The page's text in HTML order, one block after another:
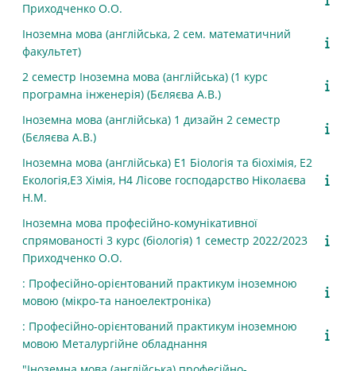
Приходченко О.О.
Іноземна мова (англійська, 2 сем. математичний
факультет)
2 семестр Іноземна мова (англійська) (1 курс
програмна інженерія) (Бєляєва А.В.)
Іноземна мова (англійська) 1 дизайн 2 семестр
(Бєляєва А.В.)
Іноземна мова (англійська) E1 Біологія та біохімія, E2
Екологія,E3 Хімія, H4 Лісове господарство Ніколаєва
Н.М.
Іноземна мова професійно-комунікативної
спрямованості 3 курс (біологія) 1 семестр 2022/2023
Приходченко О.О.
: Професійно-орієнтований практикум іноземною
мовою (мікро-та наноелектроніка)
: Професійно-орієнтований практикум іноземною
мовою Металургійне обладнання